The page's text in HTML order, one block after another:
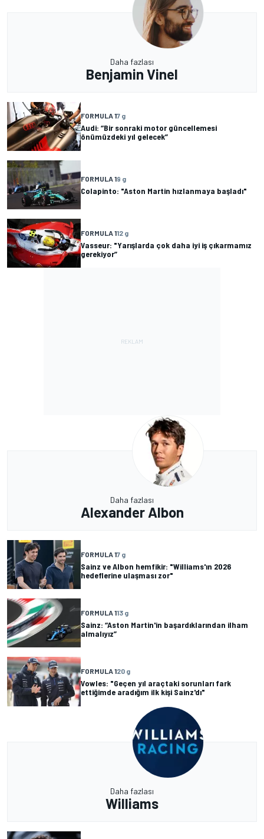
Daha fazlası
Benjamin Vinel
FORMULA 17 g
Audi: “Bir sonraki motor güncellemesi
önümüzdeki yıl gelecek”
FORMULA 19 g
Colapinto: "Aston Martin hızlanmaya başladı"
FORMULA 112 g
Vasseur: "Yarışlarda çok daha iyi iş çıkarmamız
gerekiyor”
Daha fazlası
Alexander Albon
FORMULA 17 g
Sainz ve Albon hemfikir: "Williams'ın 2026
hedeflerine ulaşması zor"
FORMULA 113 g
Sainz: “Aston Martin'in başardıklarından ilham
almalıyız”
FORMULA 120 g
Vowles: "Geçen yıl araçtaki sorunları fark
ettiğimde aradığım ilk kişi Sainz'dı"
Daha fazlası
Williams